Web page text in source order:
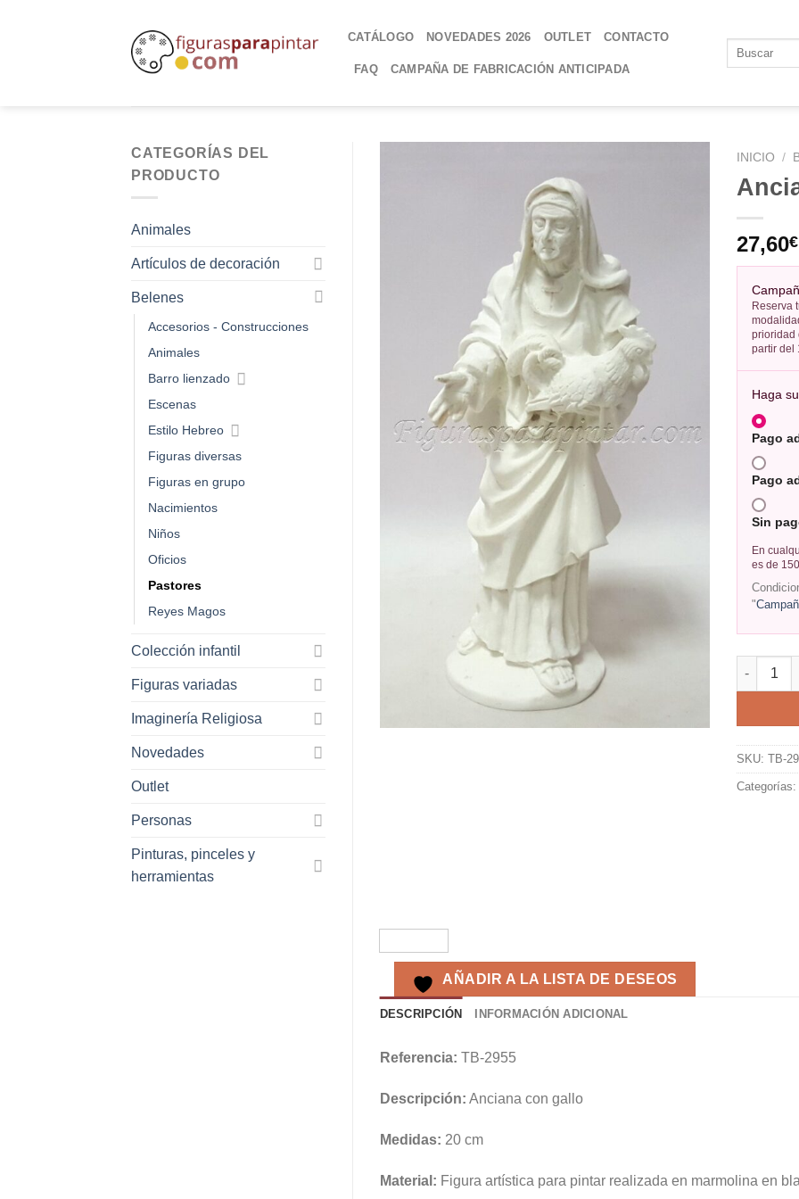
CATÁLOGO NOVEDADES 2026 OUTLET CONTACTO
FAQ CAMPAÑA DE FABRICACIÓN ANTICIPADA
CATEGORÍAS DEL
PRODUCTO
Animales
Artículos de decoración
Belenes
Accesorios - Construcciones
Animales
Barro lienzado
Escenas
Estilo Hebreo
Figuras diversas
Figuras en grupo
Nacimientos
Niños
Oficios
Pastores
Reyes Magos
Colección infantil
Figuras variadas
Imaginería Religiosa
Novedades
Outlet
Personas
Pinturas, pinceles y
herramientas
DESEOS
AÑADIR A LA LISTA DE DESEOS
INICIO /
27,60€
Reserva
prioridad
partir del
Haga
Pago
Pago
Sin
En
es de
"
SKU:TB-
DESCRIPCIÓN INFORMACIÓN ADICIONAL
Referencia: TB-2955
Descripción: Anciana con gallo
Medidas: 20 cm
Material: Figura artística para pintar realizada en marmolina en